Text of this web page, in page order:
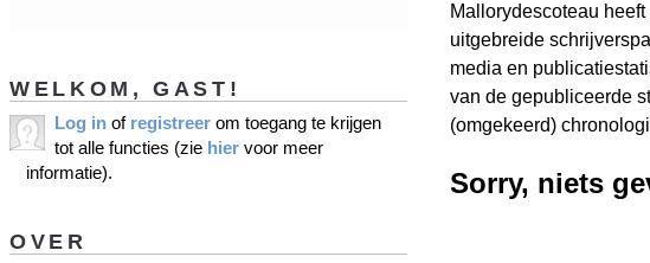
Mallorydescoteau
uitgebreide
media en
van de gepubliceerde
(omgekeerd)
Sorry, niets
WELKOM, GAST!
Log in of registreer om toegang te krijgen
tot alle functies (zie hier voor meer
informatie).
OVER